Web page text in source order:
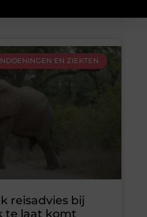
EN ZIEKTEN
reisadvies bij
te laat komt